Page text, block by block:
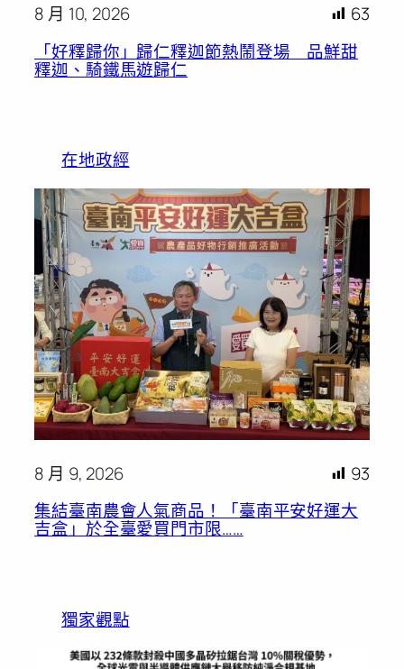
8 月 10, 2026
63
「好釋歸你」歸仁釋迦節熱鬧登場 品鮮甜
釋迦、騎鐵馬遊歸仁
在地政經
8 月 9, 2026
93
集結臺南農會人氣商品！「臺南平安好運大
吉盒」於全臺愛買門市限……
獨家觀點